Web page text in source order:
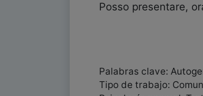
Posso presentare,
Palabras clave:
Tipo de trabajo: